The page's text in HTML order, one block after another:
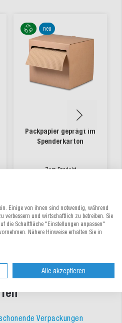
neu
Packpapier geprägt im
Spenderkarton
Zum Produkt
lieferbar
Verpackungen
Einige von ihnen sind notwendig, während
verbessern und wirtschaftlich zu betreiben. Sie
die Schaltfläche "Einstellungen anpassen"
Nähere Hinweise erhalten Sie in
Alle akzeptieren